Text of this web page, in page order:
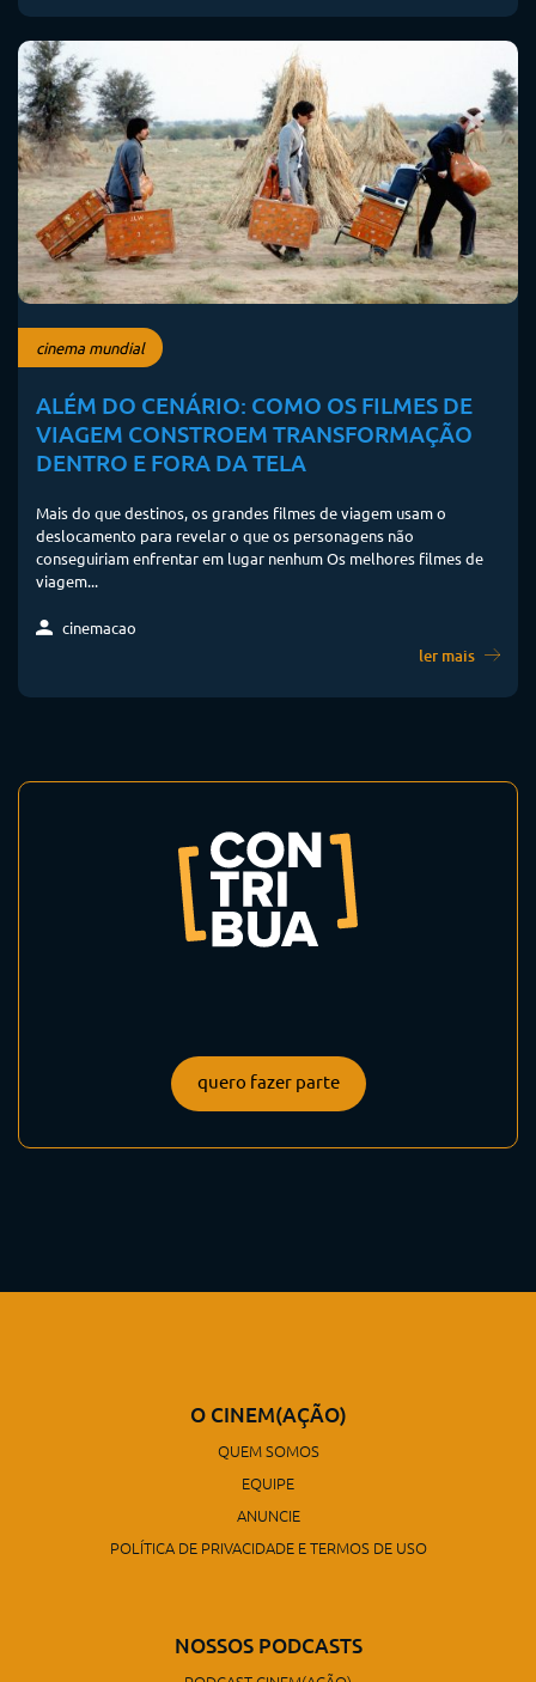
cinema mundial
ALÉM DO CENÁRIO: COMO OS FILMES DE
VIAGEM CONSTROEM TRANSFORMAÇÃO
DENTRO E FORA DA TELA
Mais do que destinos, os grandes filmes de viagem usam o
deslocamento para revelar o que os personagens não
conseguiriam enfrentar em lugar nenhum Os melhores filmes de
viagem...
cinemacao
ler mais
quero fazer parte
O CINEM(AÇÃO)
QUEM SOMOS
EQUIPE
ANUNCIE
POLÍTICA DE PRIVACIDADE E TERMOS DE USO
NOSSOS PODCASTS